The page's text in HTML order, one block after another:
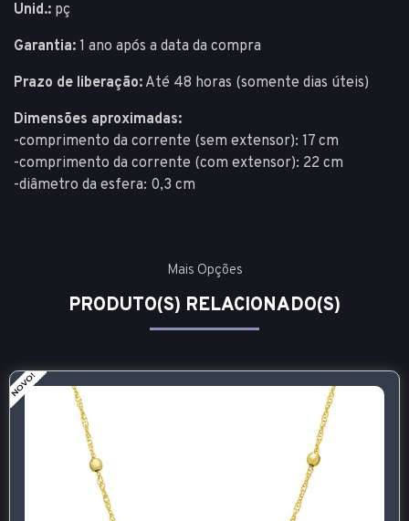
Unid.: pç
Garantia: 1 ano após a data da compra
Prazo de liberação: Até 48 horas (somente dias úteis)
Dimensões aproximadas:
-comprimento da corrente (sem extensor): 17 cm
-comprimento da corrente (com extensor): 22 cm
-diâmetro da esfera: 0,3 cm
Mais Opções
PRODUTO(S) RELACIONADO(S)